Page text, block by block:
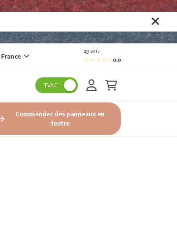
France
19 avis
0.0
TVAC
Commandez des panneaux en
feutre